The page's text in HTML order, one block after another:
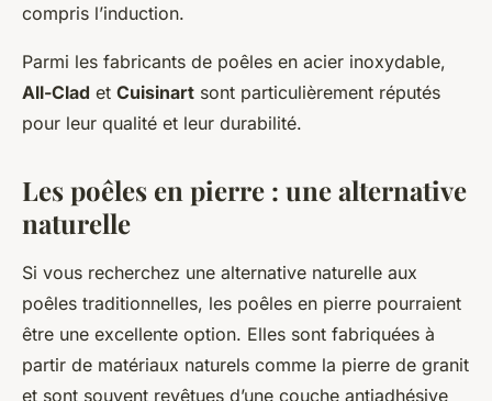
compris l’induction.
Parmi les fabricants de poêles en acier inoxydable,
All-Clad et Cuisinart sont particulièrement réputés
pour leur qualité et leur durabilité.
Les poêles en pierre : une alternative
naturelle
Si vous recherchez une alternative naturelle aux
poêles traditionnelles, les poêles en pierre pourraient
être une excellente option. Elles sont fabriquées à
partir de matériaux naturels comme la pierre de granit
et sont souvent revêtues d’une couche antiadhésive